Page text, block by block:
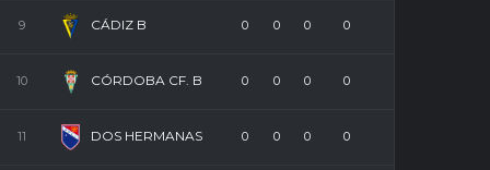
9 CÁDIZ B 0 0 0 0
10 CÓRDOBA CF. B 0 0 0 0
11 DOS HERMANAS 0 0 0 0